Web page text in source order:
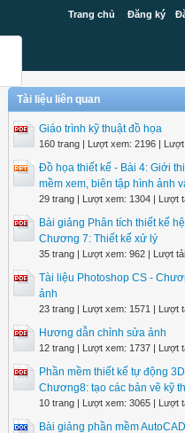
Trang chủ Đăng ký
Tài liệu liên quan
Giáo trình kỹ thuật đồ họa
160 trang | Lượt xem: 2196 |
Đồ họa thiết kế - Bài 4: Giới
mềm xem, biên tập hình ảnh
29 trang | Lượt xem: 1304 | Lượt
Bài giảng Phân tích thiết kế
Chương 7: Thiết kế xử lý
35 trang | Lượt xem: 962 | Lượt
Tài liệu Photoshop CS -
ảnh
23 trang | Lượt xem: 1571 | Lượt
Hương dẫn chỉnh sửa ảnh
12 trang | Lượt xem: 1737 | Lượt
Phần mềm thiết kế tự động
Chương8: tạo các bản vẽ kỹ
10 trang | Lượt xem: 3065 | Lượt
Bài giảng phần mềm